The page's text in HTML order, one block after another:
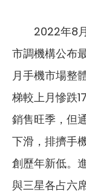
2022年8月
市調機構公布
月手機市場整
梯較上月慘跌
銷售旺季，但
下滑，排擠手
創歷年新低。
與三星各占六